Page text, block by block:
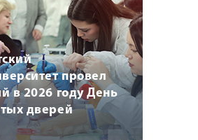
провел
в 2026 году День
дверей